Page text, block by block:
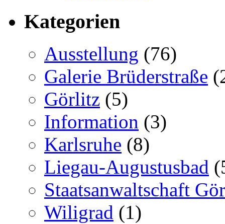
Kategorien
Ausstellung (76)
Galerie Brüderstraße
Görlitz (5)
Information (3)
Karlsruhe (8)
Liegau-Augustusbad
Staatsanwaltschaft
Wiligrad (1)